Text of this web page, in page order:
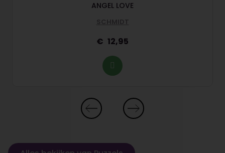
ANGEL LOVE
SCHMIDT
12,95